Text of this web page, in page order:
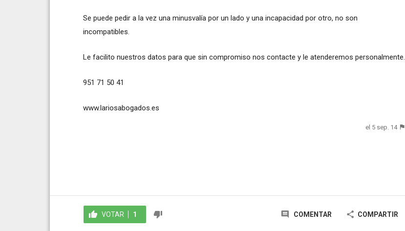
Se puede pedir a la vez una minusvalía por un lado y una incapacidad por otro, no son
incompatibles.
Le facilito nuestros datos para que sin compromiso nos contacte y le atenderemos personalmente.
951 71 50 41
www.lariosabogados.es
el 5 sep. 14
VOTAR 1 COMENTAR COMPARTIR